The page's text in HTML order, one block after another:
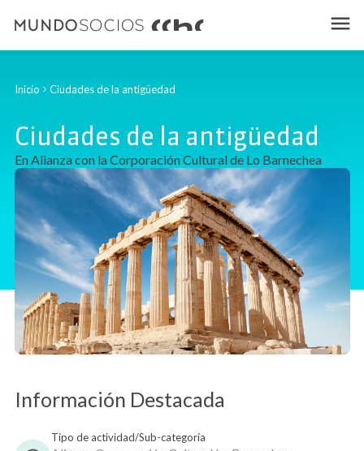
Inicio Ciudades de la antigüedad
Ciudades de la antigüedad
En Alianza con la Corporación Cultural de Lo Barnechea
Información Destacada
Tipo de actividad/Sub-categoría
Copiar